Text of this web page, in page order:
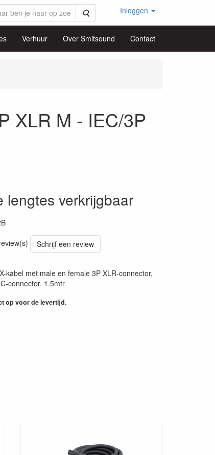
Zoeken Inloggen
Verhuur Over Smitsound Contact
XLR M - IEC/3P
lengtes verkrijgbaar
Schrijf een review
kabel met male en female 3P XLR-connector,
connector. 1.5mtr
op voor de levertijd.